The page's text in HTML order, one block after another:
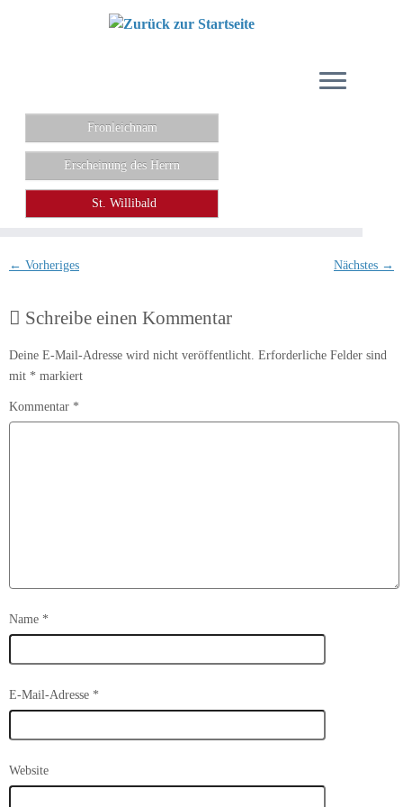
Fronleichnam
Erscheinung des Herrn
St. Willibald
← Vorheriges Nächstes →
Schreibe einen Kommentar
Deine E-Mail-Adresse wird nicht veröffentlicht. Erforderliche Felder sind
mit * markiert
Kommentar *
Name *
E-Mail-Adresse *
Website